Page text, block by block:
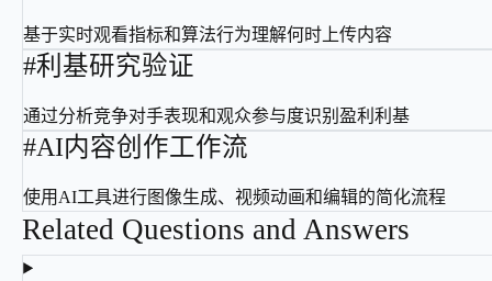
基于实时观看指标和算法行为理解何时上传内容
#利基研究验证
通过分析竞争对手表现和观众参与度识别盈利利基
#AI内容创作工作流
使用AI工具进行图像生成、视频动画和编辑的简化流程
Related Questions and Answers